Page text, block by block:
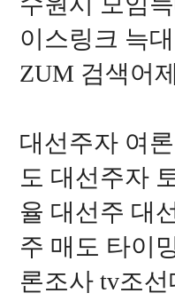
이스링크 늑
ZUM 검색어
대선주자 여
도 대선주자
율 대선주 대
주 매도 타이
론조사 tv조